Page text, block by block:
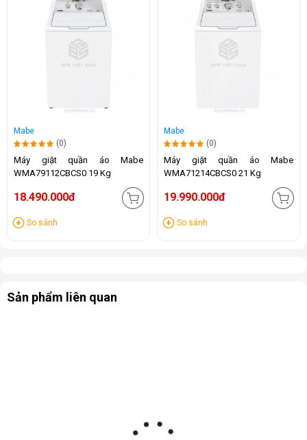
Mabe
(0)
Máy giặt quần áo Mabe
WMA79112CBCS0 19 Kg
18.490.000đ
So sánh
Mabe
(0)
Máy giặt quần áo Mabe
WMA71214CBCS0 21 Kg
19.990.000đ
So sánh
Sản phẩm liên quan